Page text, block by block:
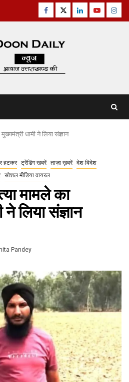
Facebook
TwitterLinkedinYoutube
धामी ने लिया संज्ञान
हटकर ट्रेंडिंग खबरें ताज़ा ख़बरें देश-विदेश
सोशल मीडिया वायरल
मामले का
लिया संज्ञान
Pandey